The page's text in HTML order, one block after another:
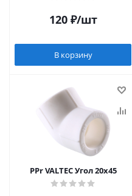
120₽/шт
В корзину
PPr VALTEC Угол 20х45